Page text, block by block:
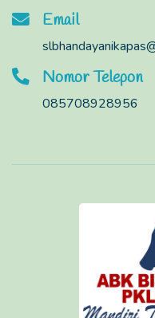
Email
Nomor Telepon
085708928956